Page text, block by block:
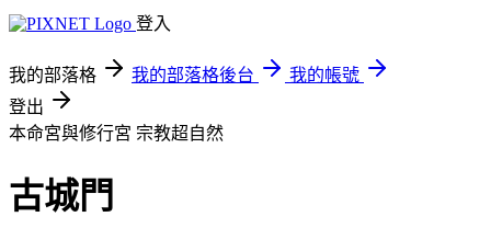
登入
我的部落格 我的部落格後台
我的帳號
登出
本命宮與修行宮 宗教超自然
古城門